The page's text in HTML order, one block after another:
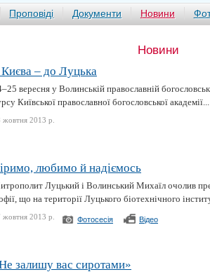
Проповіді Документи Новини
Новини
– до Луцька
вересня у Волинській православній
Київської православної богословської академії...
жовтня 2013 р.
любимо й надіємось
Луцький і Волинський Михаїл очолив
що на території Луцького біотехнічного
жовтня 2013 р. Фотосесія Відео
залишу вас сиротами»